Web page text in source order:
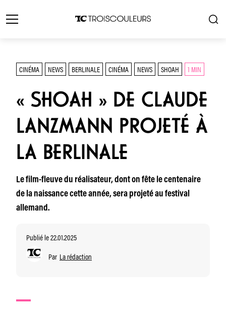
CINÉMA NEWS BERLINALE CINÉMA NEWS SHOAH 1 MIN
« SHOAH » DE CLAUDE
LANZMANN PROJETÉ À
LA BERLINALE
Le film-fleuve du réalisateur, dont on fête le centenaire
de la naissance cette année, sera projeté au festival
allemand.
Publié le 22.01.2025
Par La rédaction